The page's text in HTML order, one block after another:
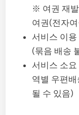
※ 여권 재
여권(전자
서비스 이
(묶음 배송
서비스 소
역별 우편
될 수 있음)